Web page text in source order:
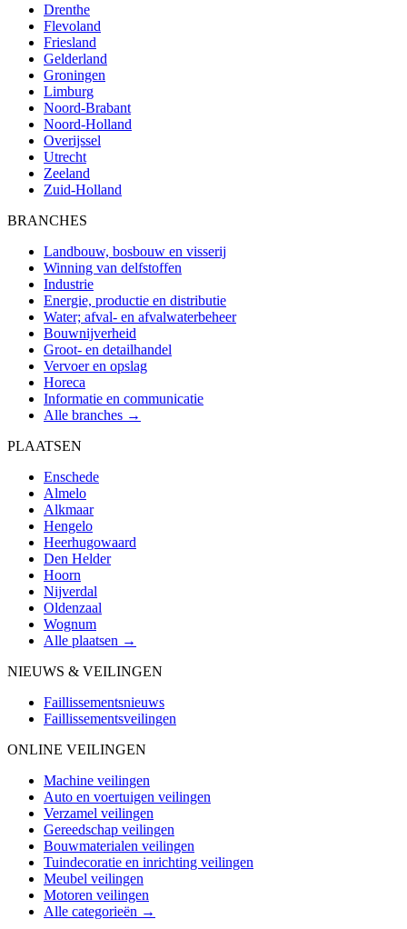
Drenthe
Flevoland
Friesland
Gelderland
Groningen
Limburg
Noord-Brabant
Noord-Holland
Overijssel
Utrecht
Zeeland
Zuid-Holland
BRANCHES
Landbouw, bosbouw en visserij
Winning van delfstoffen
Industrie
Energie, productie en distributie
Water; afval- en afvalwaterbeheer
Bouwnijverheid
Groot- en detailhandel
Vervoer en opslag
Horeca
Informatie en communicatie
Alle branches →
PLAATSEN
Enschede
Almelo
Alkmaar
Hengelo
Heerhugowaard
Den Helder
Hoorn
Nijverdal
Oldenzaal
Wognum
Alle plaatsen →
NIEUWS & VEILINGEN
Faillissementsnieuws
Faillissementsveilingen
ONLINE VEILINGEN
Machine veilingen
Auto en voertuigen veilingen
Verzamel veilingen
Gereedschap veilingen
Bouwmaterialen veilingen
Tuindecoratie en inrichting veilingen
Meubel veilingen
Motoren veilingen
Alle categorieën →